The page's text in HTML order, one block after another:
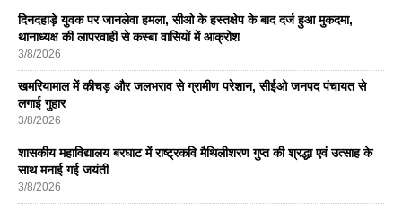
दिनदहाड़े युवक पर जानलेवा हमला, सीओ के हस्तक्षेप के बाद दर्ज हुआ मुकदमा,
थानाध्यक्ष की लापरवाही से कस्बा वासियों में आक्रोश
3/8/2026
खमरियामाल में कीचड़ और जलभराव से ग्रामीण परेशान, सीईओ जनपद पंचायत से
लगाई गुहार
3/8/2026
शासकीय महाविद्यालय बरघाट में राष्ट्रकवि मैथिलीशरण गुप्त की श्रद्धा एवं उत्साह के
साथ मनाई गई जयंती
3/8/2026